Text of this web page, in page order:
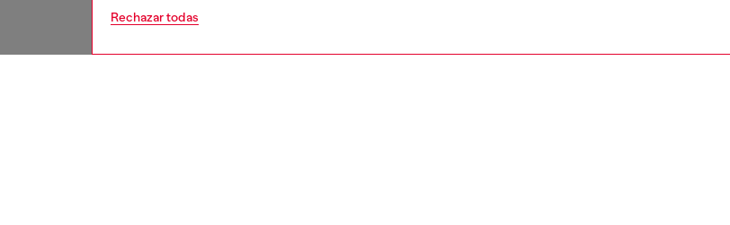
Rechazar todas